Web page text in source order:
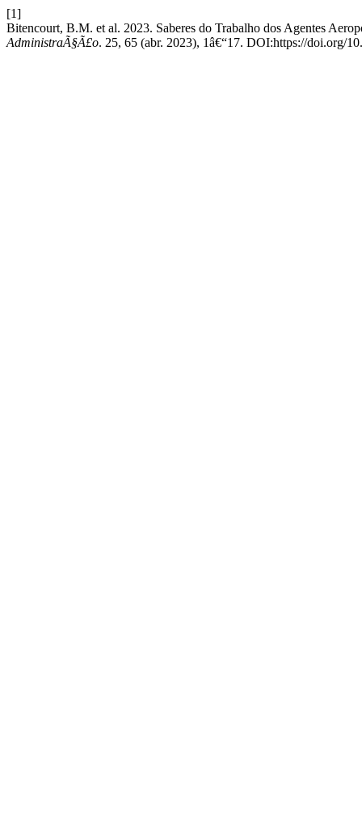
[1]
Bitencourt, B.M. et al. 2023. Saberes do Trabalho dos Agentes
AdministraÃ§Ã£o. 25, 65 (abr. 2023), 1â€“17. DOI:https://doi.org/